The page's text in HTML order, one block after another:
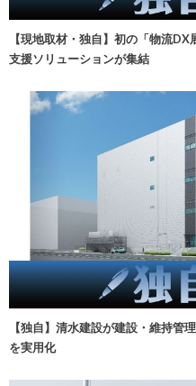
【現地取材・独自】初の「物流
支援ソリューションが集結
【独自】清水建設が建設・維持管
を実用化